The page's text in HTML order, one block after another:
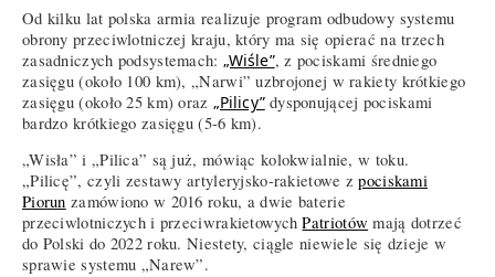
Od kilku lat polska armia realizuje program odbudowy systemu
obrony przeciwlotniczej kraju, który ma się opierać na trzech
zasadniczych podsystemach: „Wiśle”, z pociskami średniego
zasięgu (około 100 km), „Narwi” uzbrojonej w rakiety krótkiego
zasięgu (około 25 km) oraz „Pilicy”dysponującej pociskami
bardzo krótkiego zasięgu (5-6 km).
„Wisła” i „Pilica” są już, mówiąc kolokwialnie, w toku.
„Pilicę”, czyli zestawy artyleryjsko-rakietowe zpociskami
Piorun zamówiono w 2016 roku, a dwie baterie
przeciwlotniczych i przeciwrakietowychPatriotów mają dotrzeć
do Polski do 2022 roku. Niestety, ciągle niewiele się dzieje w
sprawie systemu „Narew”.